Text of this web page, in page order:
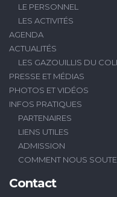
LE PERSONNEL
LES ACTIVITÉS
AGENDA
ACTUALITÉS
LES GAZOUILLIS DU
PRESSE ET MÉDIAS
PHOTOS ET VIDÉOS
INFOS PRATIQUES
PARTENAIRES
LIENS UTILES
ADMISSION
COMMENT NOUS
Contact